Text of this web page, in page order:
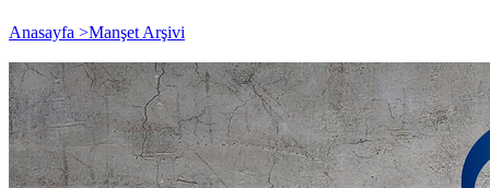
Anasayfa >Manşet Arşivi